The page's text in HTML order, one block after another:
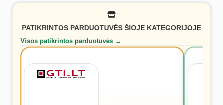
PATIKRINTOS PARDUOTUVĖS ŠIOJE KATEGORIJOJE
Visos patikrintos parduotuvės →